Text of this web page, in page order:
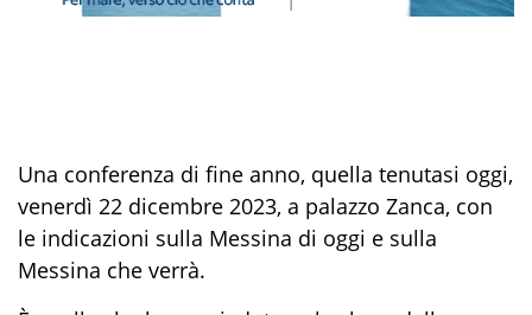
Una conferenza di fine anno, quella tenutasi oggi,
venerdì 22 dicembre 2023, a palazzo Zanca, con
le indicazioni sulla Messina di oggi e sulla
Messina che verrà.